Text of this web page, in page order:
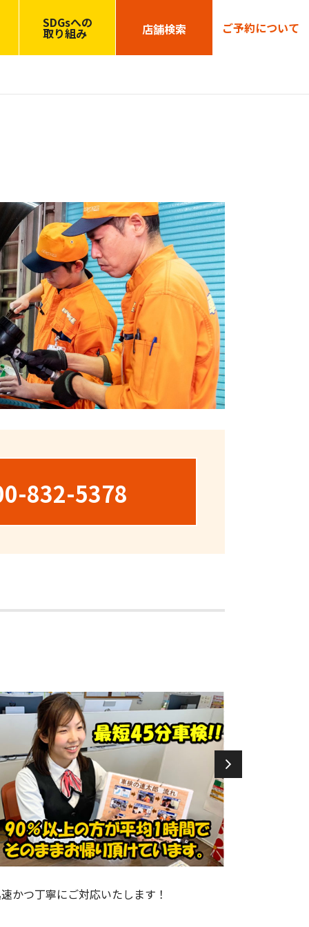
SDGsへの
取り組み 店舗検索 ご予約について
832-5378
かつ丁寧にご対応いたします！